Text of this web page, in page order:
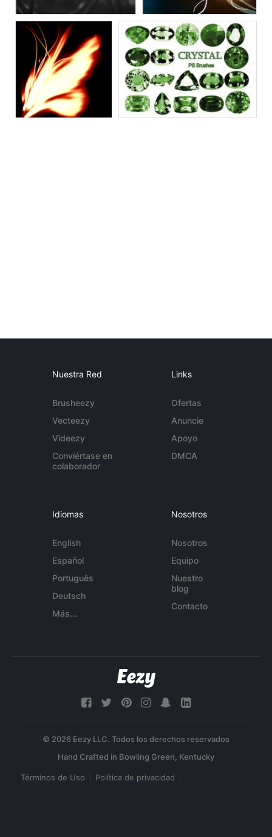
Nuestra Red
Brusheezy
Vecteezy
Videezy
Conviértase en
colaborador
Links
Ofertas
Anuncie
Apoyo
DMCA
Idiomas
English
Español
Português
Deutsch
Más...
Nosotros
Nosotros
Equipo
Nuestro
blog
Contacto
© 2026 Eezy LLC. Todos los derechos reservados
Términos de Uso Política de privacidad